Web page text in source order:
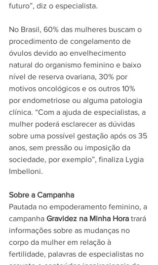
futuro”, diz o especialista.
No Brasil, 60% das mulheres buscam o
procedimento de congelamento de
óvulos devido ao envelhecimento
natural do organismo feminino e baixo
nível de reserva ovariana, 30% por
motivos oncológicos e os outros 10%
por endometriose ou alguma patologia
clínica. “Com a ajuda de especialistas, a
mulher poderá esclarecer as dúvidas
sobre uma possível gestação após os 35
anos, sem pressão ou imposição da
sociedade, por exemplo”, finaliza Lygia
Imbelloni.
Sobre a Campanha
Pautada no empoderamento feminino, a
campanha Gravidez na Minha Hora trará
informações sobre as mudanças no
corpo da mulher em relação à
fertilidade, palavras de especialistas no